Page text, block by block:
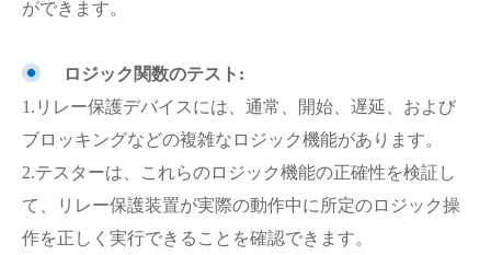
ができます。
ロジック関数のテスト:
1.リレー保護デバイスには、通常、開始、遅延、および
ブロッキングなどの複雑なロジック機能があります。
2.テスターは、これらのロジック機能の正確性を検証し
て、リレー保護装置が実際の動作中に所定のロジック操
作を正しく実行できることを確認できます。